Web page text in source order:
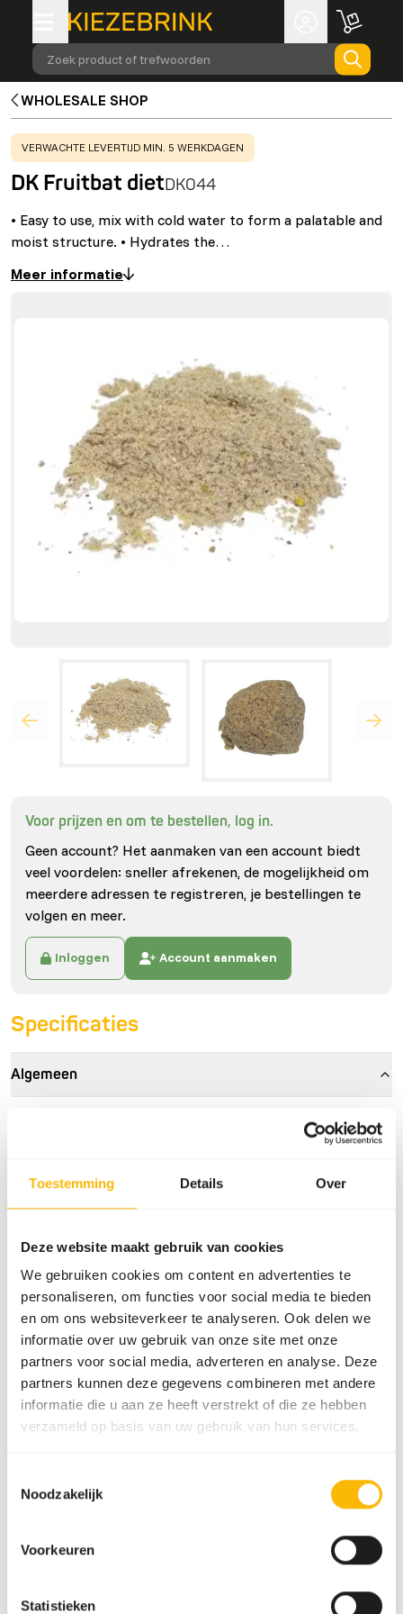
Toestemming Details Over
Deze website maakt gebruik van cookies
We gebruiken cookies om content en advertenties te
personaliseren, om functies voor social media te bieden
en om ons websiteverkeer te analyseren. Ook delen we
informatie over uw gebruik van onze site met onze
partners voor social media, adverteren en analyse. Deze
partners kunnen deze gegevens combineren met andere
informatie die u aan ze heeft verstrekt of die ze hebben
verzameld op basis van uw gebruik van hun services.
Noodzakelijk
Voorkeuren
Statistieken
Zoek product of trefwoorden
WHOLESALE SHOP
Over dit product
WARNING:
VERWACHTE LEVERTIJD MIN. 5 WERKDAGEN
DK Fruitbat dietDK044
• Easy to use, mix with cold water to form a palatable and
moist structure. • Hydrates the…
Meer informatie
Voor prijzen en om te bestellen, log in.
Geen account? Het aanmaken van een account biedt
veel voordelen: sneller afrekenen, de mogelijkheid om
meerdere adressen te registreren, je bestellingen te
volgen en meer.
Inloggen Account aanmaken
Specificaties
Algemeen
DK Fruitbat diet
Verkoopeenheid
2 kg zak
5 werkdagen
Details
Merk DK Zoological
Voedingsadvies
similar to the fruit these animals consume in the wild we